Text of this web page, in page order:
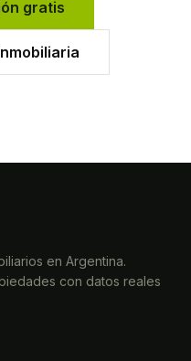
gratis
en Argentina.
con datos reales